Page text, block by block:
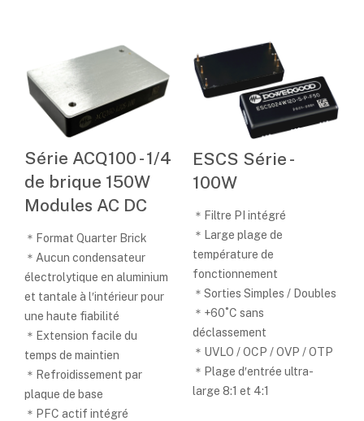
Série ACQ100 - 1/4
de brique 150W
Modules AC DC
＊Format Quarter Brick
＊Aucun condensateur
électrolytique en aluminium
et tantale à l′intérieur pour
une haute fiabilité
＊Extension facile du
temps de maintien
＊Refroidissement par
plaque de base
＊PFC actif intégré
ESCS Série -
100W
＊Filtre PI intégré
＊Large plage de
température de
fonctionnement
＊Sorties Simples / Doubles
＊+60˚C sans
déclassement
＊UVLO / OCP / OVP / OTP
＊Plage d′entrée ultra-
large 8:1 et 4:1